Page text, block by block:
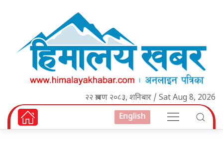
२२ श्रावण २०८३, शनिबार / Sat Aug 8, 2026
English